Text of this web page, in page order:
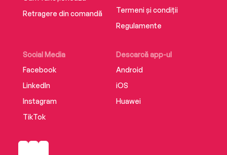
Retragere din comandă
Social Media
Facebook
LinkedIn
Instagram
TikTok
Descarcă app-ul
Android
iOS
Huawei
Termeni și condiții
Regulamente